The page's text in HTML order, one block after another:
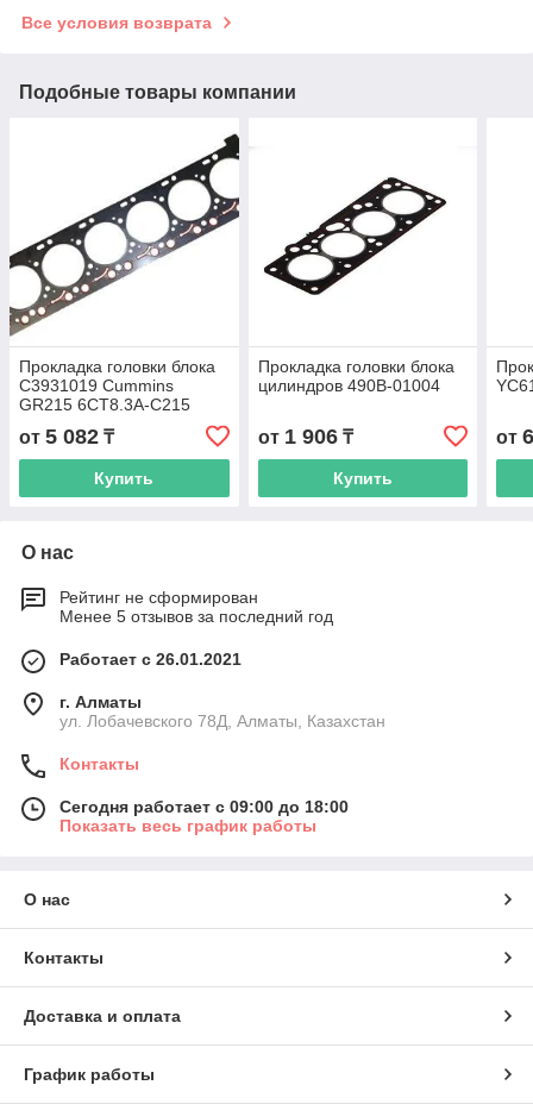
Все условия возврата
Подобные товары компании
Прокладка головки блока
С3931019 Cummins
GR215 6CT8.3A-C215
от 5 082 ₸
Купить
Прокладка головки блока
цилиндров 490В-01004
от 1 906₸
Купить
от
О нас
Рейтинг не сформирован
Менее 5 отзывов за последний год
Работает с 26.01.2021
г. Алматы
ул. Лобачевского 78Д, Алматы, Казахстан
Контакты
Сегодня работает с 09:00 до 18:00
Показать весь график работы
О нас
Контакты
Доставка и оплата
График работы